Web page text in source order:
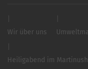
Wir über uns
Heiligabend im